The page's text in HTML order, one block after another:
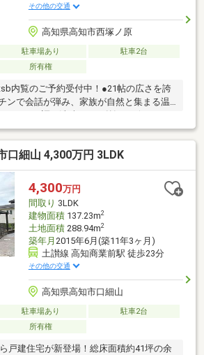
その他の交通
高知県高知市西塚ノ原
駐車場あり
駐車2台
所有権
内覧のご予約受付中！●21帖の広さを誇
ンで会話が弾み、家族が自然と集まる温
を設けており、ティータイムや読書を優
に加え、WICやシューズICなど収納設備
室内を常にすっきり美しく保つことが可
福井分岐」バス停まで徒歩1分と、通勤や
の日のお出かけもスムーズで快適です
口細山 4,300万円 3LDK
4,300万円
間取り 3LDK
建物面積137.23m2
土地面積288.94m2
築年月 2015年6月(築11年3ヶ月)
土讃線 高知商業前駅 徒歩23分
その他の交通
高知県高知市口細山
駐車場あり
駐車2台
所有権
戸建住宅が新登場！総床面積約41坪の余